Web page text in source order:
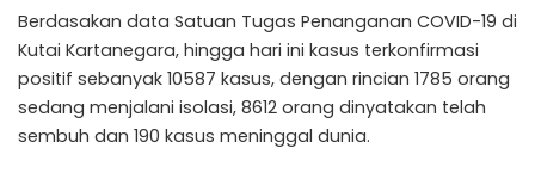
Berdasakan data Satuan Tugas Penanganan COVID-19 di
Kutai Kartanegara, hingga hari ini kasus terkonfirmasi
positif sebanyak 10587 kasus, dengan rincian 1785 orang
sedang menjalani isolasi, 8612 orang dinyatakan telah
sembuh dan 190 kasus meninggal dunia.